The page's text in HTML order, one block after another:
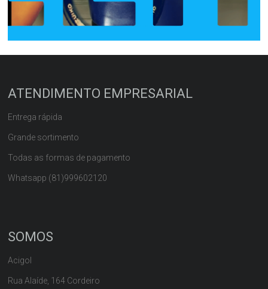
ATENDIMENTO EMPRESARIAL
Entrega rápida
Grande sortimento
Todas as formas de pagamento
Whatsapp (81)999602120
SOMOS
Acigol
Rua Alaíde, 164 Cordeiro